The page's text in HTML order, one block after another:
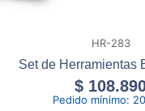
HR-283
Set de Herramientas
$
Pedido mínimo: